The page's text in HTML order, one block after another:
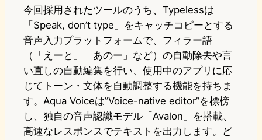
今回採用されたツールのうち、Typelessは
「Speak, don’t type」をキャッチコピーとする
音声入力プラットフォームで、フィラー語
（「えーと」「あのー」など）の自動除去や言
い直しの自動編集を行い、使用中のアプリに応
じてトーン・文体を自動調整する機能を持ちま
す。Aqua Voiceは”Voice-native editor”を標榜
し、独自の音声認識モデル「Avalon」を搭載、
高速なレスポンスでテキストを出力します。ど